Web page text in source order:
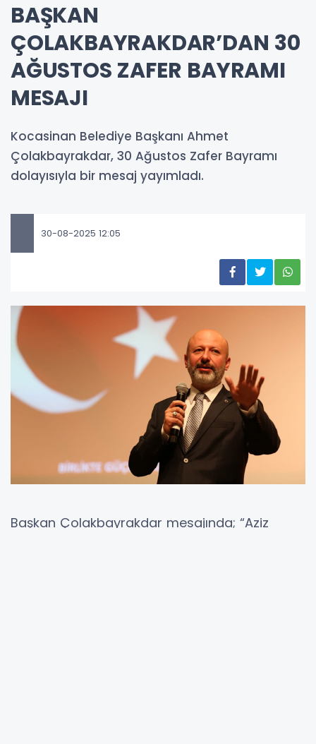
BAŞKAN
ÇOLAKBAYRAKDAR’DAN 30
AĞUSTOS ZAFER BAYRAMI
MESAJI
Kocasinan Belediye Başkanı Ahmet
Çolakbayrakdar, 30 Ağustos Zafer Bayramı
dolayısıyla bir mesaj yayımladı.
30-08-2025 12:05
Başkan Çolakbayrakdar mesajında; “Aziz